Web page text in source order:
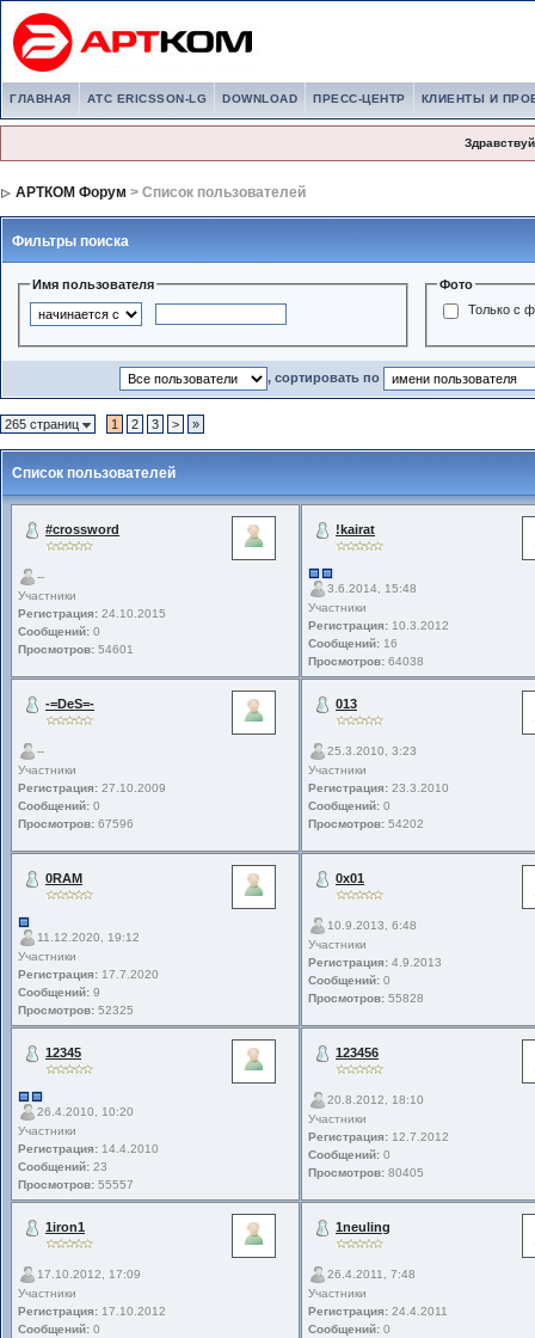
ГЛАВНАЯ АТС ERICSSON-LG DOWNLOAD ПРЕСС-ЦЕНТР КЛИЕНТЫ И
АРТКОМ Форум > Список пользователей
Фильтры поиска
Имя пользователя
Фото
Только с
, сортировать по
265 страниц 1 2 3 > »
Список пользователей
#crossword
--
Участники
Регистрация: 24.10.2015
Сообщений: 0
Просмотров: 54601
!kairat
3.6.2014, 15:48
Участники
Регистрация: 10.3.2012
Сообщений: 16
Просмотров: 64038
-=DeS=-
--
Участники
Регистрация: 27.10.2009
Сообщений: 0
Просмотров: 67596
013
25.3.2010, 3:23
Участники
Регистрация: 23.3.2010
Сообщений: 0
Просмотров: 54202
0RAM
11.12.2020, 19:12
Участники
Регистрация: 17.7.2020
Сообщений: 9
Просмотров: 52325
0x01
10.9.2013, 6:48
Участники
Регистрация: 4.9.2013
Сообщений: 0
Просмотров: 55828
12345
26.4.2010, 10:20
Участники
Регистрация: 14.4.2010
Сообщений: 23
Просмотров: 55557
123456
20.8.2012, 18:10
Участники
Регистрация: 12.7.2012
Сообщений: 0
Просмотров: 80405
1iron1
17.10.2012, 17:09
Участники
Регистрация: 17.10.2012
Сообщений: 0
1neuling
26.4.2011, 7:48
Участники
Регистрация: 24.4.2011
Сообщений: 0